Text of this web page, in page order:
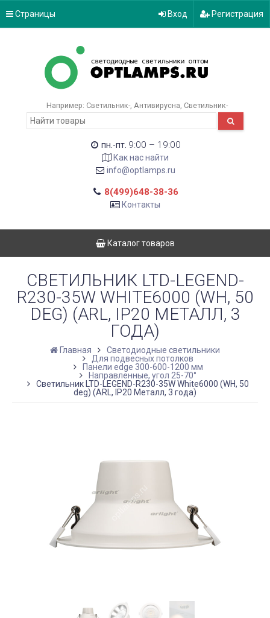
Страницы Вход Регистрация
Например: Светильник- Антивирусна Светильник-
пн.-пт. 9:00 – 19:00
Как нас найти
info@optlamps.ru
8(499)648-38-36
Контакты
Каталог товаров
СВЕТИЛЬНИК LTD-LEGEND-
R230-35W WHITE6000 (WH, 50
DEG) (ARL, IP20 МЕТАЛЛ, 3
ГОДА)
Главная
Светодиодные светильники
Для подвесных потолков
Панели edge 300-600-1200 мм
Направленные, угол 25-70°
Светильник LTD-LEGEND-R230-35W White6000 (WH, 50
deg) (ARL, IP20 Металл, 3 года)